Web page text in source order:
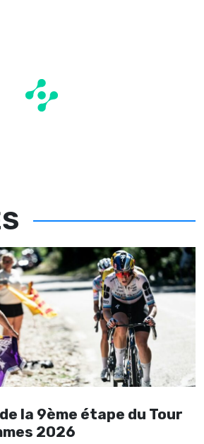
la 9ème étape du Tour
2026